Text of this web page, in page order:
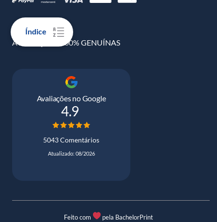
Índice
AVALIAÇÕES 100% GENUÍNAS
Avaliações no Google
4.9
5043 Comentários
Atualizado: 08/2026
Feito com pela BachelorPrint